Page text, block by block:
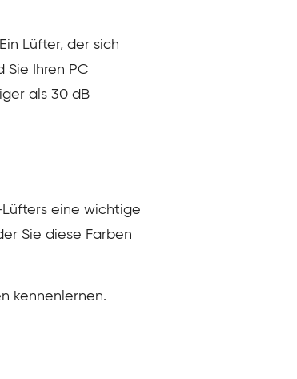
Lüfter, der sich
Sie Ihren PC
als 30 dB
Lüfters eine wichtige
Sie diese Farben
kennenlernen.